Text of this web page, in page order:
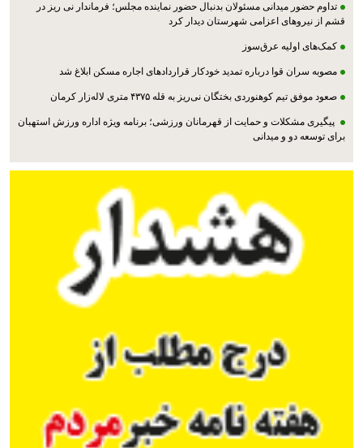
تداوم حضور میدانی مسئولان بدنبال حضور نماینده مجلس؛ فرماندار نی ریز در
قشم از نیروهای اعزامی شهرستان دیدار کرد
کمک‌های اولیه عرق‌سوز
مصوبه سران قوا درباره تمدید خودکار قراردادهای اجاره مسکن ابلاغ شد
صعود موفق تیم کوهنوردی بختگان نی‌ریز به قله ۴۳۷۵ متری لاله‌زار کرمان
پیگیری مشکلات و حمایت از قهرمانان ورزشی؛ برنامه ویژه اداره ورزش استهبان
برای توسعه دو و میدانی